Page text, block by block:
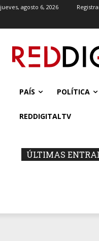
jueves, agosto 6, 2026
PAÍS POLÍTICA
REDDIGITALTV
ÚLTIMAS